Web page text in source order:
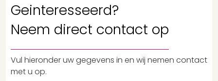
Geinteresseerd?
Neem direct contact op
Vul hieronder uw gegevens in en wij nemen contact
met u op.